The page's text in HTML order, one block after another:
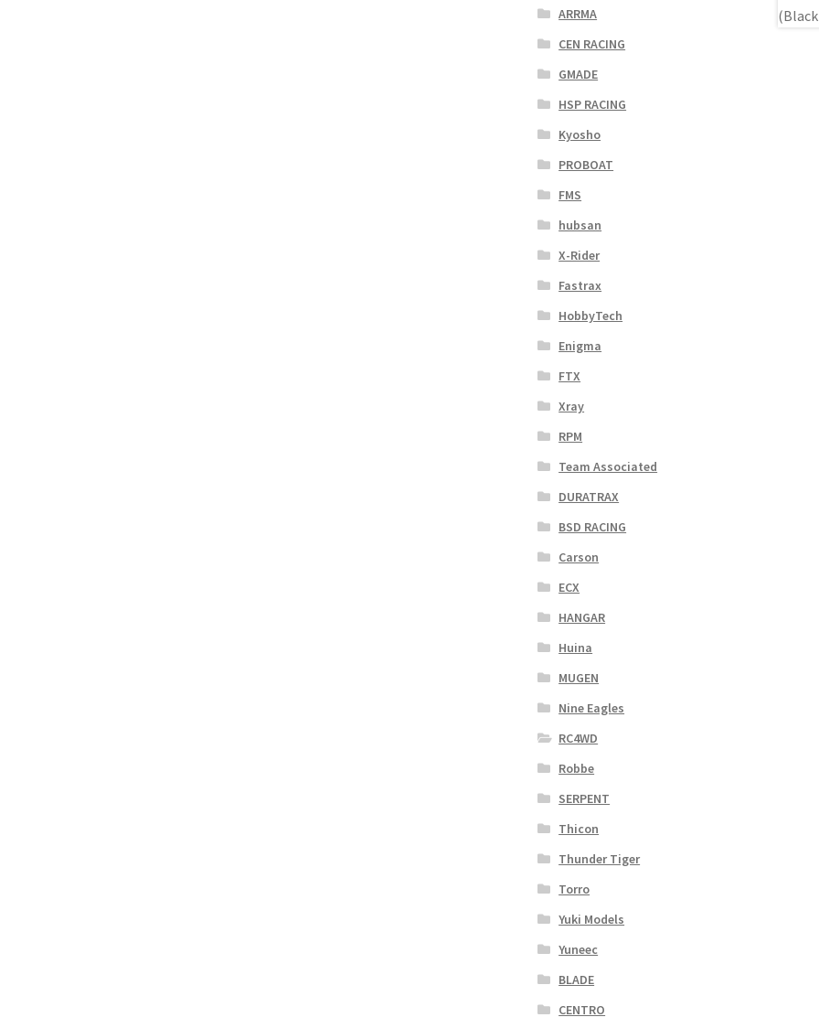
ARRMA
CEN RACING
GMADE
HSP RACING
Kyosho
PROBOAT
FMS
hubsan
X-Rider
Fastrax
HobbyTech
Enigma
FTX
Xray
RPM
Team Associated
DURATRAX
BSD RACING
Carson
ECX
HANGAR
Huina
MUGEN
Nine Eagles
RC4WD
Robbe
SERPENT
Thicon
Thunder Tiger
Torro
Yuki Models
Yuneec
BLADE
CENTRO